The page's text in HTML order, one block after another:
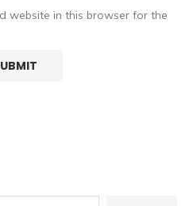
website in this browser for the